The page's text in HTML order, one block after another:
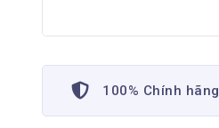
100% Chính hãng